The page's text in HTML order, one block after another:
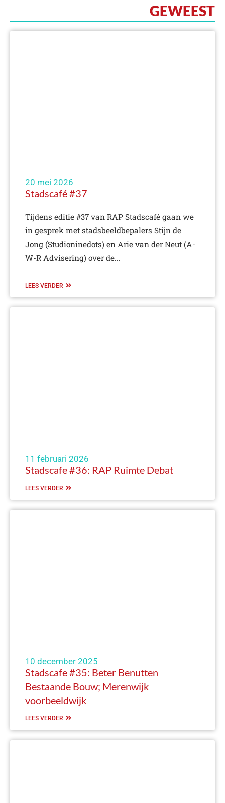
GEWEEST
20 mei 2026
Stadscafé #37
Tijdens editie #37 van RAP Stadscafé gaan we
in gesprek met stadsbeeldbepalers Stijn de
Jong (Studioninedots) en Arie van der Neut (A-
W-R Advisering) over de...
LEES VERDER
11 februari 2026
Stadscafe #36: RAP Ruimte Debat
LEES VERDER
10 december 2025
Stadscafe #35: Beter Benutten
Bestaande Bouw; Merenwijk
voorbeeldwijk
LEES VERDER